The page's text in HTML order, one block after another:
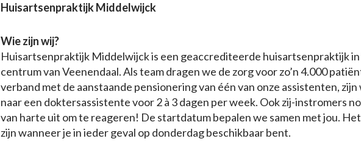
Huisartsenpraktijk Middelwijck
Wie zijn wij?
Huisartsenpraktijk Middelwijck is een geaccrediteerde huisartsenpraktijk
centrum van Veenendaal. Als team dragen we de zorg voor zo’n 4.000
verband met de aanstaande pensionering van één van onze assistenten, zijn
naar een doktersassistente voor 2 à 3 dagen per week. Ook zij-instromers
van harte uit om te reageren! De startdatum bepalen we samen met jou.
zijn wanneer je in ieder geval op donderdag beschikbaar bent.